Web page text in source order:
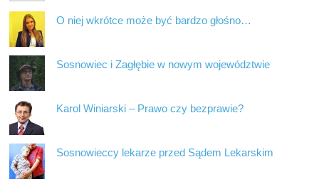
O niej wkrótce może być bardzo głośno…
Sosnowiec i Zagłębie w nowym województwie
Karol Winiarski – Prawo czy bezprawie?
Sosnowieccy lekarze przed Sądem Lekarskim